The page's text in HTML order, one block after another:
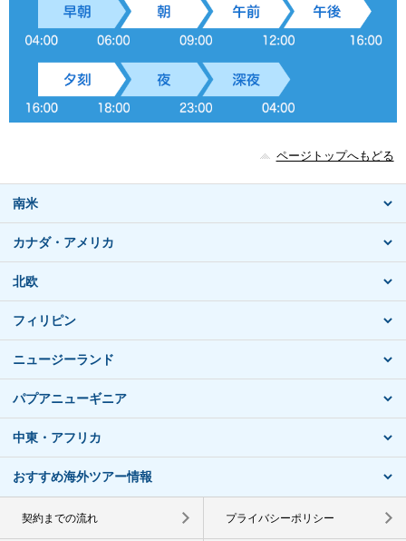
ページトップへもどる
南米
カナダ・アメリカ
北欧
フィリピン
ニュージーランド
パプアニューギニア
中東・アフリカ
おすすめ海外ツアー情報
契約までの流れ プライバシーポリシー